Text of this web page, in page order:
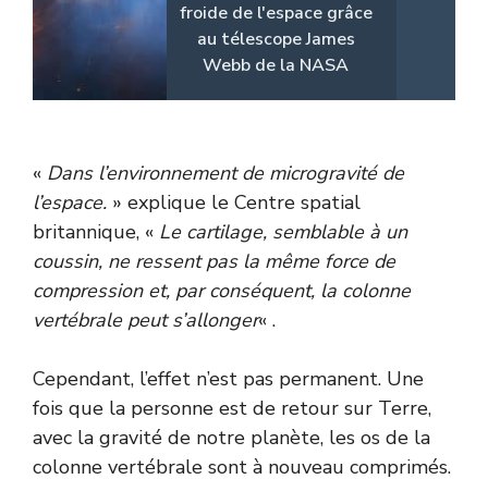
froide de l'espace grâce
au télescope James
Webb de la NASA
« Dans l’environnement de microgravité de
l’espace. » explique le Centre spatial
britannique, « Le cartilage, semblable à un
coussin, ne ressent pas la même force de
compression et, par conséquent, la colonne
vertébrale peut s’allonger« .
Cependant, l’effet n’est pas permanent. Une
fois que la personne est de retour sur Terre,
avec la gravité de notre planète, les os de la
colonne vertébrale sont à nouveau comprimés.